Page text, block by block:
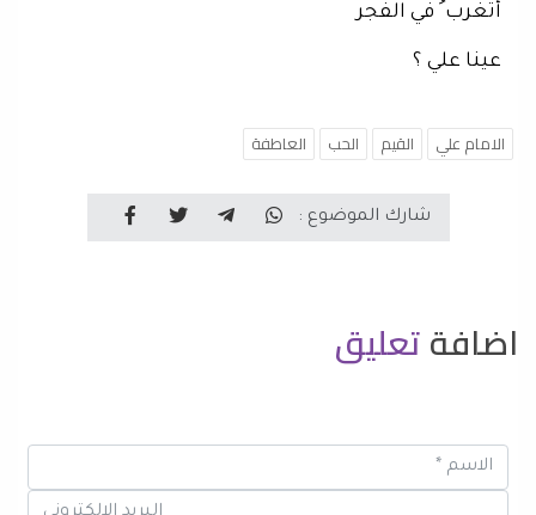
أتغرب ُ في الفجر
عينا علي ؟
الامام علي القيم الحب العاطفة
شارك الموضوع :
اضافةتعليق